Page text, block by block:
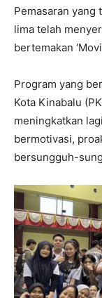
Pemasaran
lima telah
bertemakan
Program yang
Kota Kinabalu
meningkatkan
bermotivasi,
bersungguh-